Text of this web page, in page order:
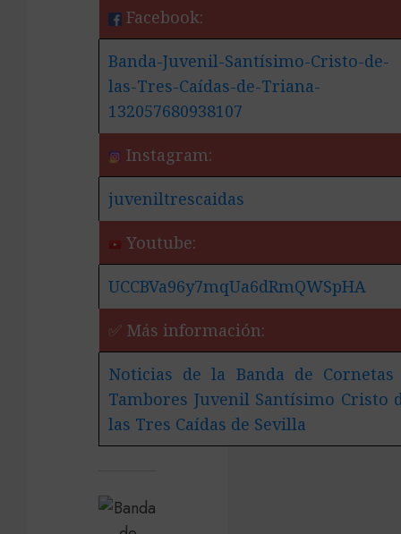
Facebook:
Banda-Juvenil-Santísimo-Cristo-de-
las-Tres-Caídas-de-Triana-
132057680938107
Instagram:
juveniltrescaidas
Youtube:
UCCBVa96y7mqUa6dRmQWSpHA
✅ Más información:
Noticias de la Banda de
Tambores Juvenil Santísimo Cristo
las Tres Caídas de Sevilla